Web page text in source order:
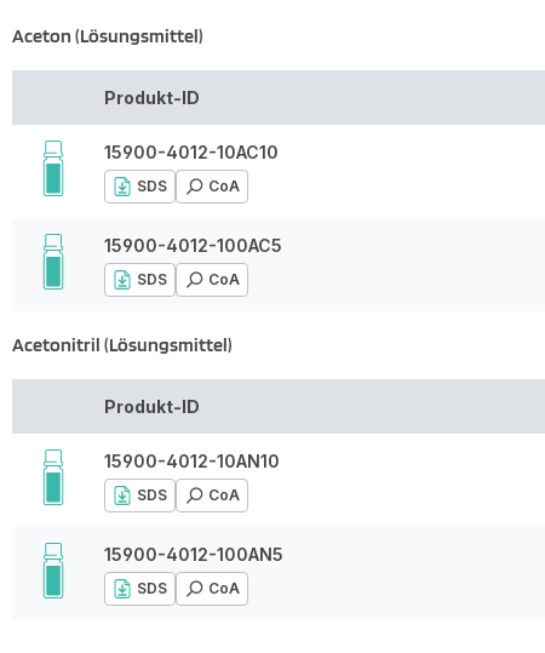
Aceton (Lösungsmittel)
Produkt-ID
15900-4012-10AC10
SDS CoA
15900-4012-100AC5
SDS CoA
Acetonitril (Lösungsmittel)
Produkt-ID
15900-4012-10AN10
SDS CoA
15900-4012-100AN5
SDS CoA